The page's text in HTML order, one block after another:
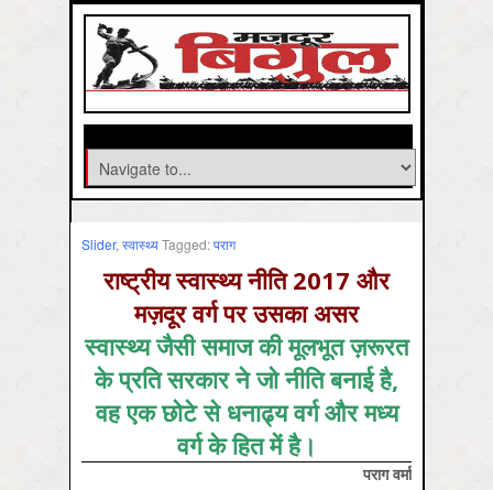
Slider, स्‍वास्‍थ्‍यTagged:पराग
राष्ट्रीय स्वास्थ्य नीति 2017 और
मज़दूर वर्ग पर उसका असर
स्वास्थ्य जैसी समाज की मूलभूत ज़रूरत
के प्रति सरकार ने जो नीति बनाई है,
वह एक छोटे से धनाढ्य वर्ग और मध्य
वर्ग के हित में है।
पराग वर्मा